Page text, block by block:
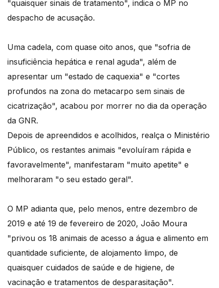
"quaisquer sinais de tratamento", indica o MP no
despacho de acusação.
Uma cadela, com quase oito anos, que "sofria de
insuficiência hepática e renal aguda", além de
apresentar um "estado de caquexia" e "cortes
profundos na zona do metacarpo sem sinais de
cicatrização", acabou por morrer no dia da operação
da GNR.
Depois de apreendidos e acolhidos, realça o Ministério
Público, os restantes animais "evoluíram rápida e
favoravelmente", manifestaram "muito apetite" e
melhoraram "o seu estado geral".
O MP adianta que, pelo menos, entre dezembro de
2019 e até 19 de fevereiro de 2020, João Moura
"privou os 18 animais de acesso a água e alimento em
quantidade suficiente, de alojamento limpo, de
quaisquer cuidados de saúde e de higiene, de
vacinação e tratamentos de desparasitação".